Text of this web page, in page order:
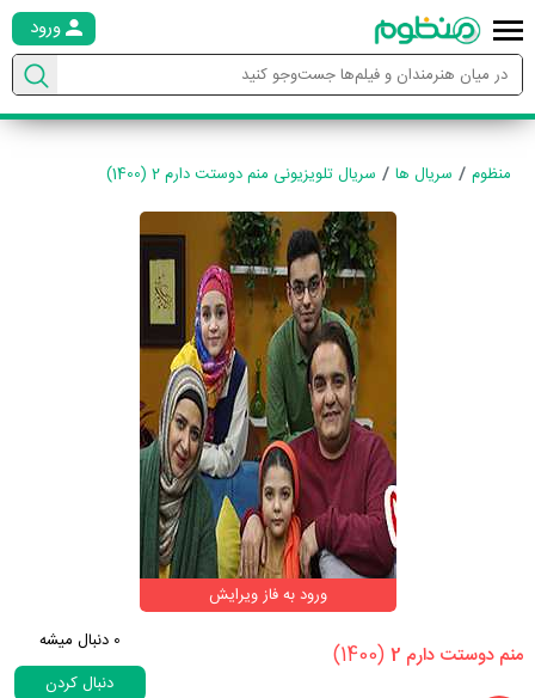
ورود
منظوم سریال ها سریال تلویزیونی منم دوستت دارم 2 (1400)
ورود به فاز ویرایش
‏منم دوستت دارم 2‏ (1400)
0 دنبال میشه
دنبال کردن